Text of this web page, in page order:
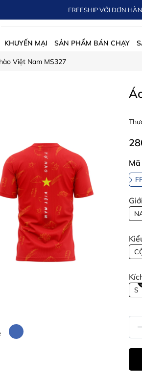
FREESHIP VỚI ĐƠN
KHUYẾN MẠI SẢN PHẨM BÁN CHẠY
Việt Nam MS327
S